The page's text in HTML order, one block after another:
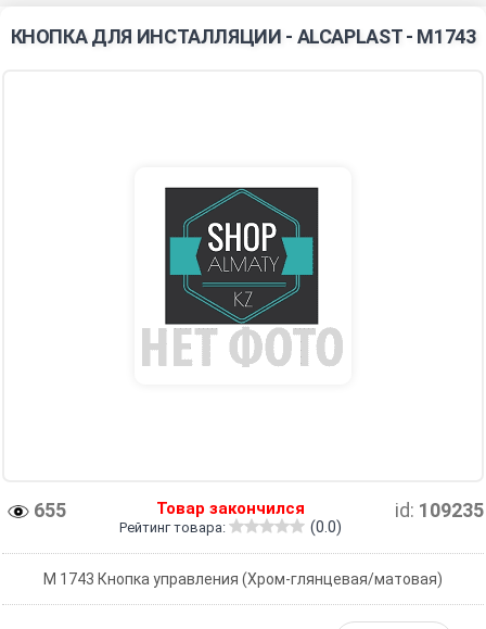
КНОПКА ДЛЯ ИНСТАЛЛЯЦИИ - ALCAPLAST - M1743
655 id: 109235
Товар закончился
Рейтинг товара: (0.0)
М 1743 Кнопка управления (Хром-глянцевая/матовая)